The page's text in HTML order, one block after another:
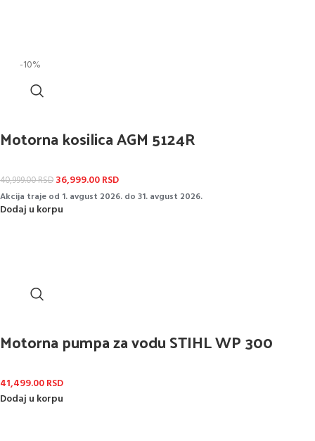
-10%
Motorna kosilica AGM 5124R
40,999.00RSD 36,999.00RSD
Akcija traje od 1. avgust 2026. do 31. avgust 2026.
Dodaj u korpu
Motorna pumpa za vodu STIHL WP 300
41,499.00RSD
Dodaj u korpu